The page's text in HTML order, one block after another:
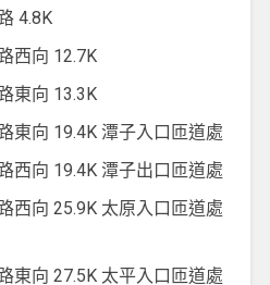
4.8K
西向 12.7K
東向 13.3K
東向 19.4K 潭子入口匝道處
西向 19.4K 潭子出口匝道處
西向 25.9K 太原入口匝道處
東向 27.5K 太平入口匝道處